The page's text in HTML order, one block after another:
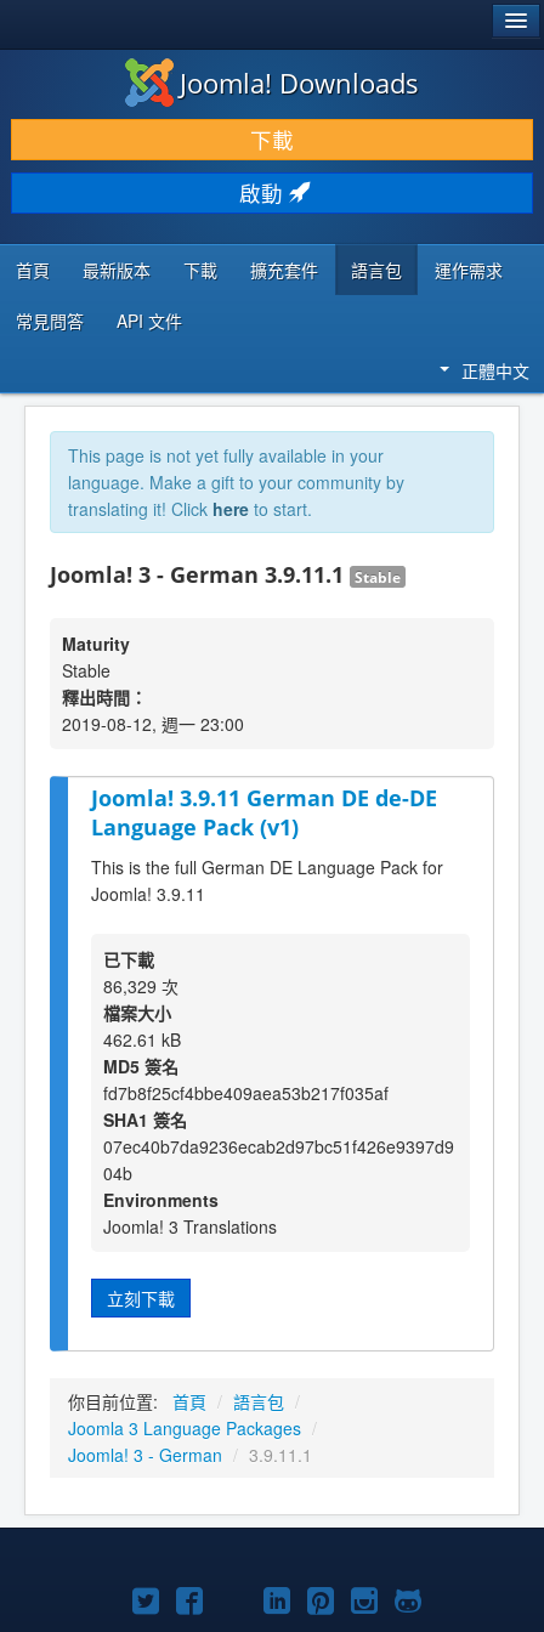
下載 & 擴充
發現 & 學習
社群 & 支援
程式者資源
Joomla! Downloads
下載
啟動
首頁 最新版本 下載 擴充套件 語言包 運作需求
常見問答 API 文件
正體中文
This page is not yet fully available in your
language. Make a gift to your community by
translating it! Click here to start.
Joomla! 3 - German 3.9.11.1 Stable
Maturity
Stable
釋出時間：
2019-08-12, 週一 23:00
Joomla! 3.9.11 German DE de-DE
Language Pack (v1)
This is the full German DE Language Pack for
Joomla! 3.9.11
已下載
86,329 次
檔案大小
462.61 kB
MD5 簽名
fd7b8f25cf4bbe409aea53b217f035af
SHA1 簽名
07ec40b7da9236ecab2d97bc51f426e9397d9
04b
Environments
Joomla! 3 Translations
立刻下載
你目前位置: 首頁 / 語言包 /
Joomla 3 Language Packages /
Joomla! 3 - German / 3.9.11.1
TwitterFacebookYouTube
Linkedln
Pinterest
Instagram
GitHub